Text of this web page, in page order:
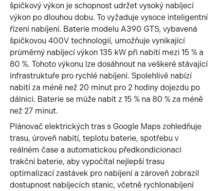
špičkový výkon je schopnost udržet vysoký nabíjecí
výkon po dlouhou dobu. To vyžaduje vysoce inteligentní
řízení nabíjení. Baterie modelu A390 GTS, vybavená
špičkovou 400V technologií, umožňuje vynikající
průměrný nabíjecí výkon 135 kW při nabití mezi 15 % a
80 %. Tohoto výkonu lze dosáhnout na veškeré stávající
infrastruktuře pro rychlé nabíjení. Spolehlivě nabízí
nabití za méně než 20 minut pro 2 hodiny dojezdu po
dálnici. Baterie se může nabít z 15 % na 80 % za méně
než 27 minut.
Plánovač elektrických tras s Google Maps zohledňuje
trasu, úroveň nabití, teplotu baterie, spotřebu v
reálném čase a automatickou předkondicionaci
trakční baterie, aby vypočítal nejlepší trasu
optimalizací zastávek pro nabíjení a zároveň zobrazil
dostupnost nabíjecích stanic, včetně rychlonabíjení